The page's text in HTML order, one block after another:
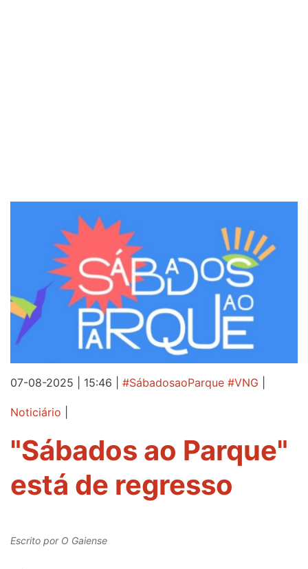
07-08-2025 | 15:46 #SábadosaoParque #VNG
Noticiário
"Sábados ao Parque"
está de regresso
Escrito por O Gaiense